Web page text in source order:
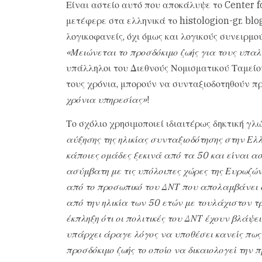
Είναι αστείο αυτό που αποκάλυψε το
μετέφερε στα ελληνικά το histologion-gr.
λογικοφανείς, όχι όμως και λογικούς
«Μειώνεται το προσδόκιμο ζωής για τους
υπάλληλοι του Διεθνούς Νομισματικού
τους χρόνια, μπορούν να συνταξιοδοτηθούν
χρόνια υπηρεσίας»!
Το σχόλιο χρησιμοποιεί ιδιαιτέρως δηκτική
αύξησης της ηλικίας συνταξιοδότησης στην
κάποιες ομάδες ξεκινά από τα 50 και είναι
ασύμβατη με τις υπόλοιπες χώρες της
από το προσωπικό του ΔΝΤ που απολαμβάνει
από την ηλικία των 50 ετών με τουλάχιστον
έκπληξη ότι οι πολιτικές του ΔΝΤ έχουν
υπάρχει άραγε λόγος να υποθέσει κανείς
προσδόκιμο ζωής το οποίο να δικαιολογεί την